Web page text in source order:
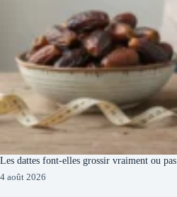
Les dattes font-elles grossir vraiment ou pas
4 août 2026